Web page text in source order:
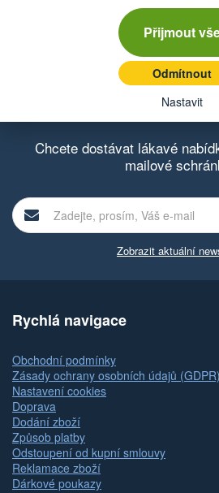
Přijmout
Odmítnout
Nastavit
Katalogová
Chcete dostávat lákavé
mailové
Zobrazit aktuální
Rychlá navigace
Obchodní podmínky
Zásady ochrany osobních údajů (GDPR)
Nastavení cookies
Doprava
Dodání zboží
Způsob platby
Odstoupení od kupní smlouvy
Reklamace zboží
Dárkové poukazy